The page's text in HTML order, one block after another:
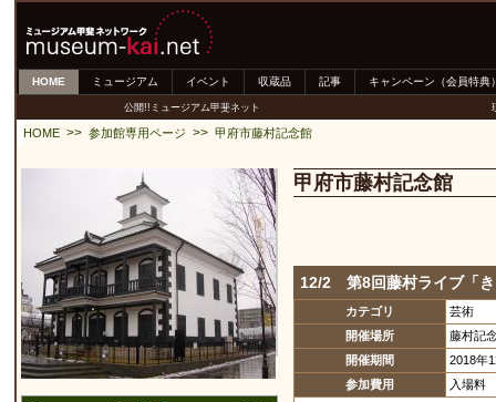
HOME ミュージアム イベント 収蔵品 記事 キャンペーン（会員特典
公開!!ミュージアム甲斐ネット
HOME >> 参加館専用ページ >> 甲府市藤村記念館
甲府市藤村記念館
12/2 第8回藤村ライブ「き
カテゴリ
芸術
開催場所
藤村記
開催期間
2018年
参加費用
入場料